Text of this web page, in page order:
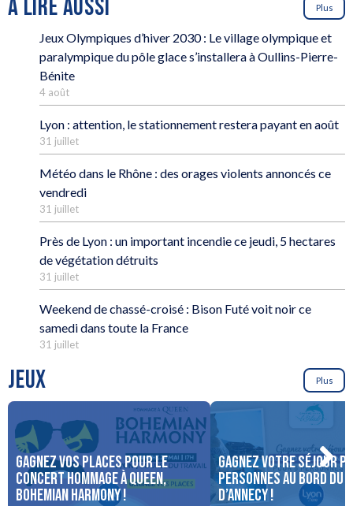
À LIRE AUSSI Plus
Jeux Olympiques d’hiver 2030 : Le village olympique et
paralympique du pôle glace s’installera à Oullins-Pierre-
Bénite
4 août
Lyon : attention, le stationnement restera payant en août
31 juillet
Météo dans le Rhône : des orages violents annoncés ce
vendredi
31 juillet
Près de Lyon : un important incendie ce jeudi, 5 hectares
de végétation détruits
31 juillet
Weekend de chassé-croisé : Bison Futé voit noir ce
samedi dans toute la France
31 juillet
JEUX Plus
Gagnez vos places pour le
concert Hommage à Queen,
Bohemian Harmony !
Gagnez votre séjour
personnes au bord du
d’Annecy !